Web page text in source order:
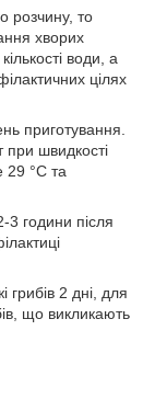
розчину, то
хворих
води, а
цілях
приготування.
при швидкості
29 °С та
3 години після
грибів 2 дні, для
що викликають